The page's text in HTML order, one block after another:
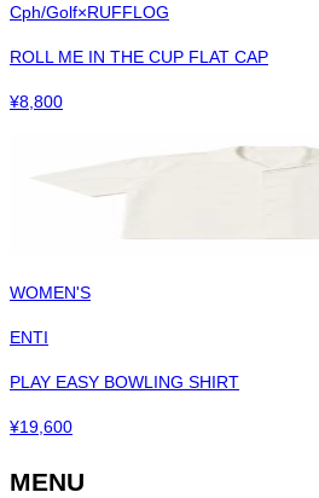
Cph/Golf×RUFFLOG
ROLL ME IN THE CUP FLAT CAP
¥8,800
WOMEN'S
ENTI
PLAY EASY BOWLING SHIRT
¥19,600
MENU